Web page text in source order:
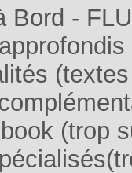
Bord -
(trop